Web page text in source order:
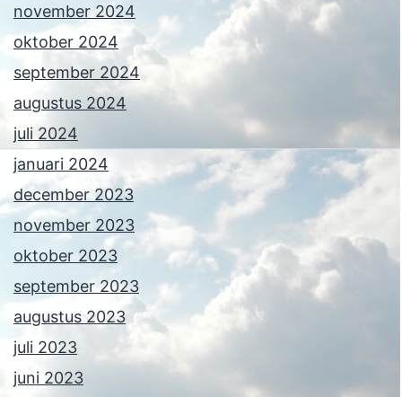
november 2024
oktober 2024
september 2024
augustus 2024
juli 2024
januari 2024
december 2023
november 2023
oktober 2023
september 2023
augustus 2023
juli 2023
juni 2023